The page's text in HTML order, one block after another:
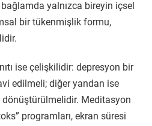
yalnızca bireyin içsel
bir tükenmişlik formu,
ise çelişkilidir: depresyon bir
edilmeli; diğer yandan ise
Meditasyon
programları, ekran süresi